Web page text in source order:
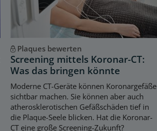
Plaques bewerten
Screening mittels Koronar-CT:
Was das bringen könnte
Moderne CT-Geräte können Koronargefäße
sichtbar machen. Sie können aber auch
atherosklerotischen Gefäßschäden tief in
die Plaque-Seele blicken. Hat die Koronar-
CT eine große Screening-Zukunft?